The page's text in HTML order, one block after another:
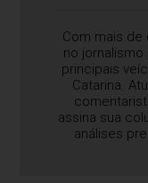
Com mais
no
principais
Catarina.
assina sua
análises